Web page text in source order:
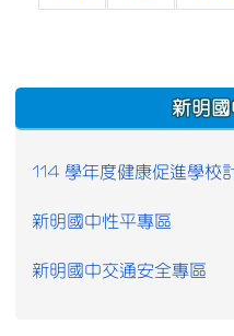
:::
新明
114 學年度健康促進學校
新明國中性平專區
新明國中交通安全專區